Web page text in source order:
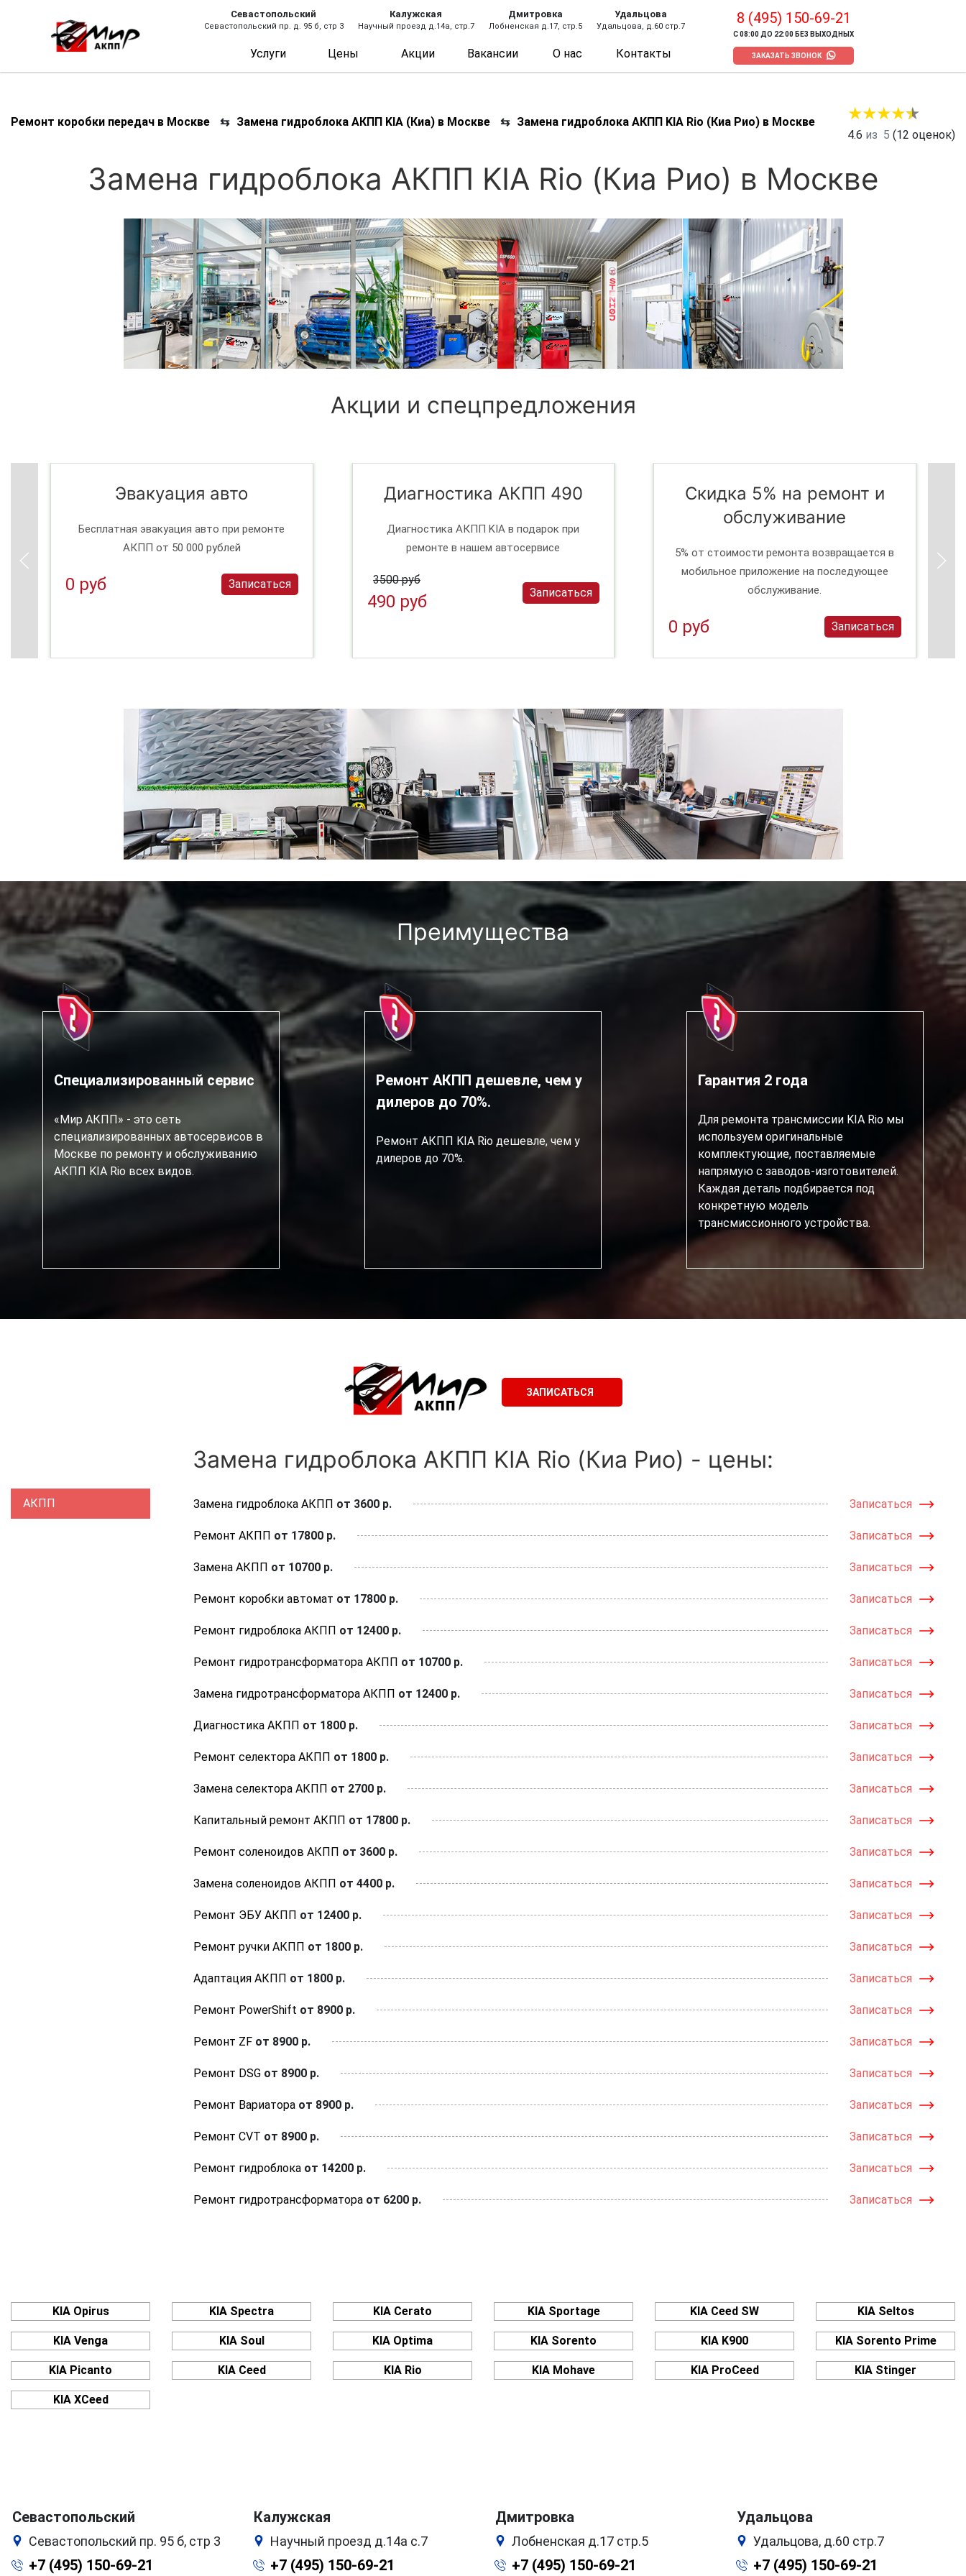
Севастопольский
Севастопольский пр. д. 95 б, стр 3
Калужская
Научный проезд д.14а, стр.7
Дмитровка
Лобненская д.17, стр.5
Удальцова
Удальцова, д.60 стр.7
Услуги Цены Акции Вакансии О нас Контакты
8 (495) 150-69-21
С 08:00 ДО 22:00 БЕЗ ВЫХОДНЫХ
ЗАКАЗАТЬ ЗВОНОК
Ремонт коробки передач в Москве ⇆ Замена гидроблока АКПП KIA (Киа) в Москве ⇆ Замена гидроблока АКПП KIA Rio (Киа Рио) в Москве
4.6 из 5 (12 оценок)
Замена гидроблока АКПП KIA Rio (Киа Рио) в Москве
Акции и спецпредложения
Эвакуация авто
Бесплатная эвакуация авто при ремонте
АКПП от 50 000 рублей
0 руб Записаться
Диагностика АКПП 490
Диагностика АКПП KIA в подарок при
ремонте в нашем автосервисе
3500 руб
490 руб Записаться
Скидка 5% на ремонт и
обслуживание
5% от стоимости ремонта возвращается в
мобильное приложение на последующее
обслуживание.
0 руб Записаться
Преимущества
Специализированный сервис
«Мир АКПП» - это сеть
специализированных автосервисов в
Москве по ремонту и обслуживанию
АКПП KIA Rio всех видов.
Ремонт АКПП дешевле, чем у
дилеров до 70%.
Ремонт АКПП KIA Rio дешевле, чем у
дилеров до 70%.
Гарантия 2 года
Для ремонта трансмиссии KIA Rio мы
используем оригинальные
комплектующие, поставляемые
напрямую с заводов-изготовителей.
Каждая деталь подбирается под
конкретную модель
трансмиссионного устройства.
ЗАПИСАТЬСЯ
Замена гидроблока АКПП KIA Rio (Киа Рио) - цены:
АКПП Замена гидроблока АКПП от 3600 р. Записаться
Ремонт АКПП от 17800 р. Записаться
Замена АКПП от 10700 р. Записаться
Ремонт коробки автомат от 17800 р. Записаться
Ремонт гидроблока АКПП от 12400 р. Записаться
Ремонт гидротрансформатора АКПП от 10700 р. Записаться
Замена гидротрансформатора АКПП от 12400 р. Записаться
Диагностика АКПП от 1800 р. Записаться
Ремонт селектора АКПП от 1800 р. Записаться
Замена селектора АКПП от 2700 р. Записаться
Капитальный ремонт АКПП от 17800 р. Записаться
Ремонт соленоидов АКПП от 3600 р. Записаться
Замена соленоидов АКПП от 4400 р. Записаться
Ремонт ЭБУ АКПП от 12400 р. Записаться
Ремонт ручки АКПП от 1800 р. Записаться
Адаптация АКПП от 1800 р. Записаться
Ремонт PowerShift от 8900 р. Записаться
Ремонт ZF от 8900 р. Записаться
Ремонт DSG от 8900 р. Записаться
Ремонт Вариатора от 8900 р. Записаться
Ремонт CVT от 8900 р. Записаться
Ремонт гидроблока от 14200 р. Записаться
Ремонт гидротрансформатора от 6200 р. Записаться
KIA Opirus
KIA Venga
KIA Picanto
KIA Spectra
KIA Soul
KIA Ceed
KIA Cerato
KIA Optima
KIA Rio
KIA Sportage
KIA Sorento
KIA Mohave
KIA Ceed SW
KIA K900
KIA ProCeed
KIA Seltos
KIA Sorento Prime
KIA Stinger
KIA XCeed
Севастопольский
Севастопольский пр. 95 б, стр 3
+7 (495) 150-69-21
Калужская
Научный проезд д.14а с.7
+7 (495) 150-69-21
Дмитровка
Лобненская д.17 стр.5
+7 (495) 150-69-21
Удальцова
Удальцова, д.60 стр.7
+7 (495) 150-69-21